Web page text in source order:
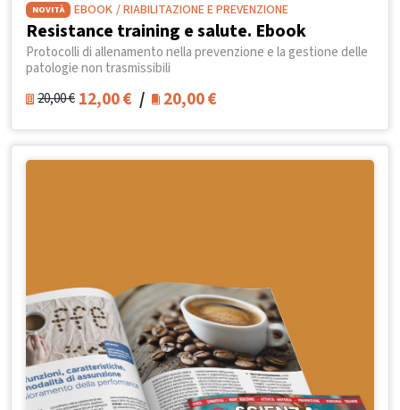
NOVITÀ EBOOK / RIABILITAZIONE E PREVENZIONE
Resistance training e salute. Ebook
Protocolli di allenamento nella prevenzione e la gestione delle
patologie non trasmissibili
20,00€ 12,00€ / 20,00€